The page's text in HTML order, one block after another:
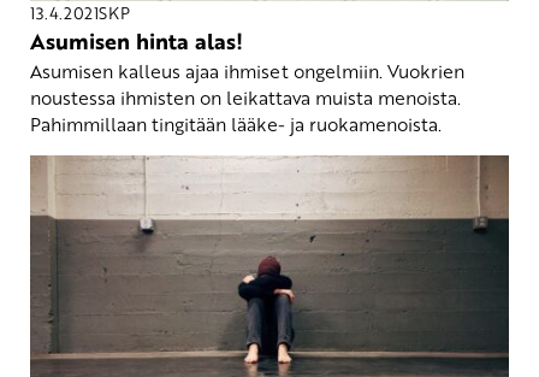
13.4.2021SKP
Asumisen hinta alas!
Asumisen kalleus ajaa ihmiset ongelmiin. Vuokrien
noustessa ihmisten on leikattava muista menoista.
Pahimmillaan tingitään lääke- ja ruokamenoista.